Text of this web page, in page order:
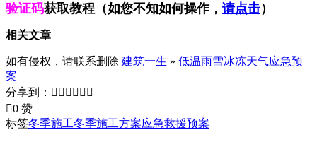
验证码获取教程（如您不知如何操作， 请点击）
相关文章
如有侵权，请联系删除 建筑一生 » 低温雨雪冰冻天气应急预
案
分享到：      
0 赞
标签冬季施工冬季施工方案应急救援预案